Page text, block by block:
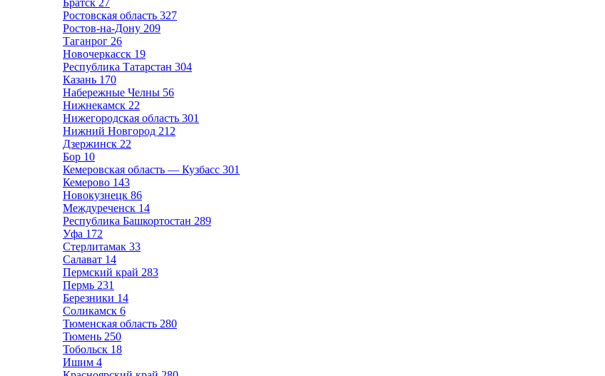
Братск 27
Ростовская область 327
Ростов-на-Дону 209
Таганрог 26
Новочеркасск 19
Республика Татарстан 304
Казань 170
Набережные Челны 56
Нижнекамск 22
Нижегородская область 301
Нижний Новгород 212
Дзержинск 22
Бор 10
Кемеровская область — Кузбасс 301
Кемерово 143
Новокузнецк 86
Междуреченск 14
Республика Башкортостан 289
Уфа 172
Стерлитамак 33
Салават 14
Пермский край 283
Пермь 231
Березники 14
Соликамск 6
Тюменская область 280
Тюмень 250
Тобольск 18
Ишим 4